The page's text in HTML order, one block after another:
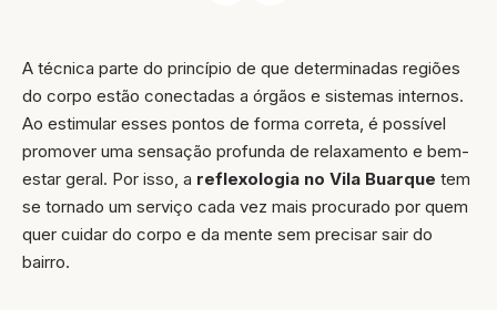
A técnica parte do princípio de que determinadas regiões
do corpo estão conectadas a órgãos e sistemas internos.
Ao estimular esses pontos de forma correta, é possível
promover uma sensação profunda de relaxamento e bem-
estar geral. Por isso, a reflexologia no Vila Buarque tem
se tornado um serviço cada vez mais procurado por quem
quer cuidar do corpo e da mente sem precisar sair do
bairro.